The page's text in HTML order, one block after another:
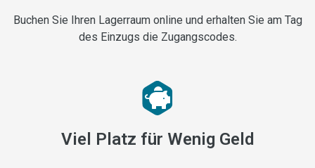
Buchen Sie Ihren Lagerraum online und erhalten Sie am Tag
des Einzugs die Zugangscodes.
Viel Platz für Wenig Geld